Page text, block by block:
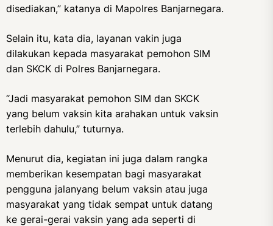
disediakan,” katanya di Mapolres Banjarnegara.
Selain itu, kata dia, layanan vakin juga
dilakukan kepada masyarakat pemohon SIM
dan SKCK di Polres Banjarnegara.
“Jadi masyarakat pemohon SIM dan SKCK
yang belum vaksin kita arahakan untuk vaksin
terlebih dahulu,” tuturnya.
Menurut dia, kegiatan ini juga dalam rangka
memberikan kesempatan bagi masyarakat
pengguna jalanyang belum vaksin atau juga
masyarakat yang tidak sempat untuk datang
ke gerai-gerai vaksin yang ada seperti di